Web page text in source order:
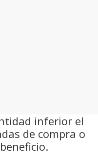
inferior el
de compra o